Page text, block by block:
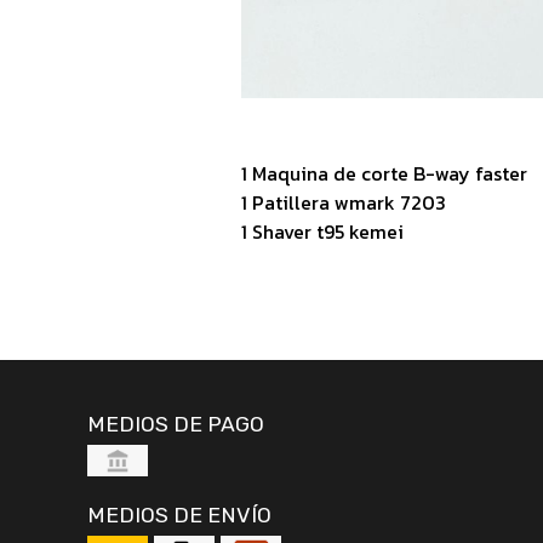
1 Maquina de corte B-way faster
1 Patillera wmark 7203
1 Shaver t95 kemei
MEDIOS DE PAGO
MEDIOS DE ENVÍO